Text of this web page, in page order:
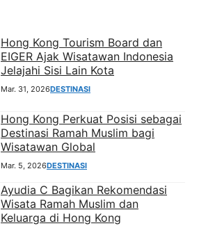
Hong Kong Tourism Board dan
EIGER Ajak Wisatawan Indonesia
Jelajahi Sisi Lain Kota
Mar. 31, 2026DESTINASI
Hong Kong Perkuat Posisi sebagai
Destinasi Ramah Muslim bagi
Wisatawan Global
Mar. 5, 2026DESTINASI
Ayudia C Bagikan Rekomendasi
Wisata Ramah Muslim dan
Keluarga di Hong Kong